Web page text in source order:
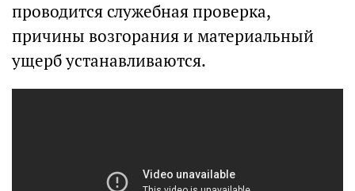
проводится служебная проверка,
причины возгорания и материальный
ущерб устанавливаются.